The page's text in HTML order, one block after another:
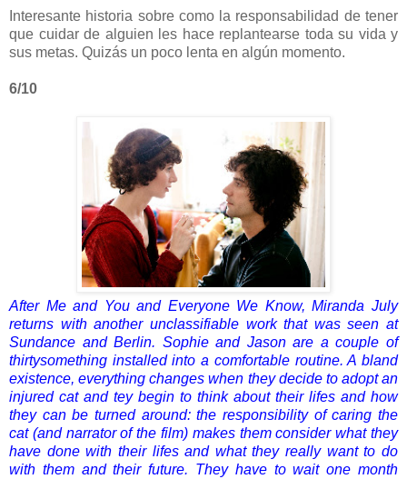
Interesante historia sobre como la responsabilidad de tener
que cuidar de alguien les hace replantearse toda su vida y
sus metas. Quizás un poco lenta en algún momento.
6/10
After Me and You and Everyone We Know, Miranda July
returns with another unclassifiable work that was seen at
Sundance and Berlin. Sophie and Jason are a couple of
thirtysomething installed into a comfortable routine. A bland
existence, everything changes when they decide to adopt an
injured cat and tey begin to think about their lifes and how
they can be turned around: the responsibility of caring the
cat (and narrator of the film) makes them consider what they
have done with their lifes and what they really want to do
with them and their future. They have to wait one month